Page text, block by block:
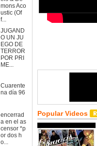
mons Aco
ustic (Of
f...
JUGAND
O UN JU
EGO DE
TERROR
POR PRI
ME...
Cuarente
na día 96
encerrad
a en el as
censor *p
or dos h
o...
Popular Videos